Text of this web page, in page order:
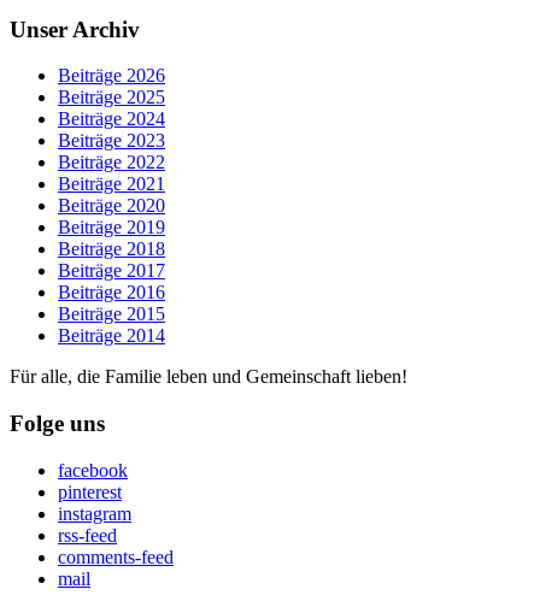
Unser Archiv
Beiträge 2026
Beiträge 2025
Beiträge 2024
Beiträge 2023
Beiträge 2022
Beiträge 2021
Beiträge 2020
Beiträge 2019
Beiträge 2018
Beiträge 2017
Beiträge 2016
Beiträge 2015
Beiträge 2014
Für alle, die Familie leben und Gemeinschaft lieben!
Folge uns
facebook
pinterest
instagram
rss-feed
comments-feed
mail